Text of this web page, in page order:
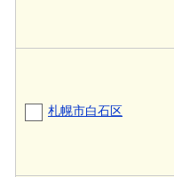
札幌市白石区